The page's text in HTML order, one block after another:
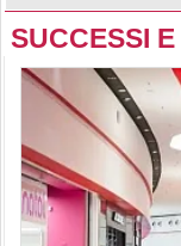
SUCCESSI